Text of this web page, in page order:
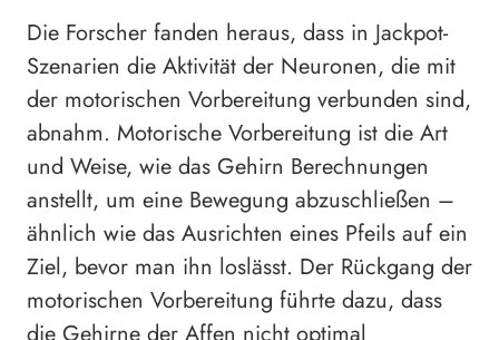
Die Forscher fanden heraus, dass in Jackpot-
Szenarien die Aktivität der Neuronen, die mit
der motorischen Vorbereitung verbunden sind,
abnahm. Motorische Vorbereitung ist die Art
und Weise, wie das Gehirn Berechnungen
anstellt, um eine Bewegung abzuschließen –
ähnlich wie das Ausrichten eines Pfeils auf ein
Ziel, bevor man ihn loslässt. Der Rückgang der
motorischen Vorbereitung führte dazu, dass